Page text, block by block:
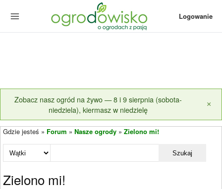
Logowanie
Zobacz nasz ogród na żywo — 8 i 9 sierpnia (sobota-
niedziela), kiermasz w niedzielę
×
Gdzie jesteś » Forum » Nasze ogrody » Zielono mi!
Szukaj
Zielono mi!